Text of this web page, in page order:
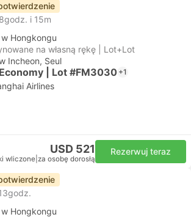
8godz. i 15m
Hongkongu
na własną rękę | Lot+Lot
Incheon, Seul
Economy | Lot #FM3030 +1
Airlines
USD 521
wliczone za osobę dorosłą
Rezerwuj teraz
Hongkongu